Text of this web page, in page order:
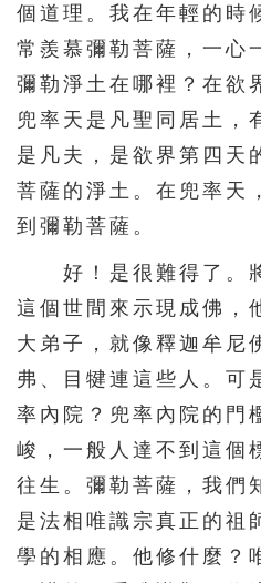
個道理。我在年輕的時
常羨慕彌勒菩薩，一心
彌勒淨土在哪裡？在欲
兜率天是凡聖同居土，
是凡夫，是欲界第四天
菩薩的淨土。在兜率天
到彌勒菩薩。
好！是很難得了。將
這個世間來示現成佛，
大弟子，就像釋迦牟尼
弗、目犍連這些人。可
率內院？兜率內院的門
峻，一般人達不到這個
往生。彌勒菩薩，我們
是法相唯識宗真正的祖
學的相應。他修什麼？